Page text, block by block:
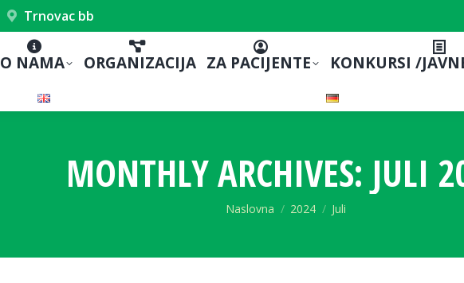
Trnovac bb
O NAMA ORGANIZACIJA ZA PACIJENTE KONKURSI /
MONTHLY ARCHIVES: JULI
You are here:
Naslovna 2024 Juli